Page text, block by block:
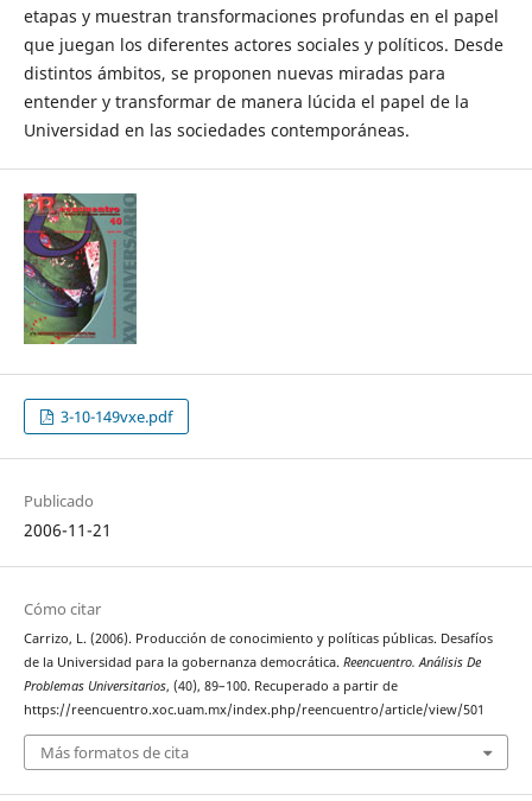
etapas y muestran transformaciones profundas en el papel
que juegan los diferentes actores sociales y políticos. Desde
distintos ámbitos, se proponen nuevas miradas para
entender y transformar de manera lúcida el papel de la
Universidad en las sociedades contemporáneas.
3-10-149vxe.pdf
Publicado
2006-11-21
Cómo citar
Carrizo, L. (2006). Producción de conocimiento y políticas públicas. Desafíos
de la Universidad para la gobernanza democrática. Reencuentro. Análisis De
Problemas Universitarios, (40), 89–100. Recuperado a partir de
https://reencuentro.xoc.uam.mx/index.php/reencuentro/article/view/501
Más formatos de cita